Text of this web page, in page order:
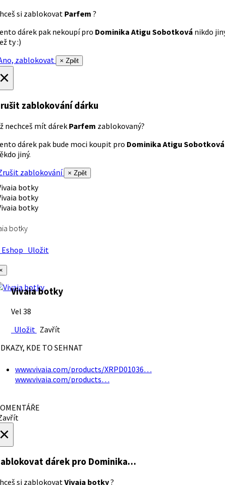
si zablokovat Parfem ?
dárek pak nekoupí pro Dominika Atigu Sobotková nikdo
ty :)
zablokovat
× Zpět
zablokování dárku
nechceš mít dárek Parfem zablokovaný?
dárek pak bude moci koupit pro Dominika Atigu Sobotková
jiný.
zablokování
× Zpět
botky
Uložit
Vivaia botky
Vel 38
Uložit Zavřít
KDE TO SEHNAT
www.vivaia.com/products/XRPD01036…
www.vivaia.com/products…
dárek pro Dominika…
si zablokovatVivaia botky?